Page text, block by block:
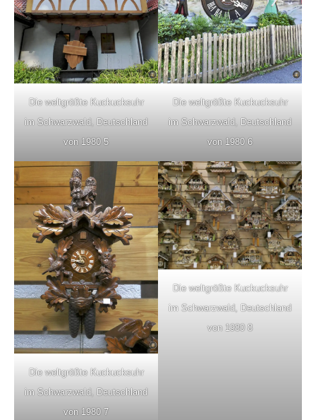
Die weltgrößte Kuckucksuhr
im Schwarzwald, Deutschland
von 1980 5
Die weltgrößte Kuckucksuhr
im Schwarzwald, Deutschland
von 1980 6
Die weltgrößte Kuckucksuhr
im Schwarzwald, Deutschland
von 1980 7
Die weltgrößte Kuckucksuhr
im Schwarzwald, Deutschland
von 1980 8